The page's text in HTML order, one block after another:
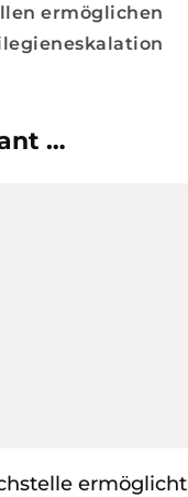
ermöglichen
…
ermöglicht